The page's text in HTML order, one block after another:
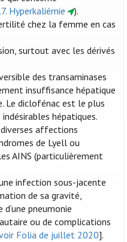
Hyperkaliémie
).
chez la femme en cas
surtout avec les dérivés
des transaminases
insuffisance hépatique
diclofénac est le plus
hépatiques.
affections
de Lyell ou
AINS (particulièrement
infection sous-jacente
de sa gravité,
pneumonie
ou de complications
Folia de juillet 2020].